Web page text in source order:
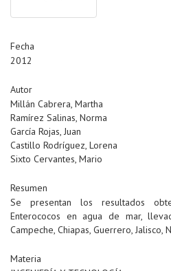
Fecha
2012
Autor
Millán Cabrera, Martha
Ramírez Salinas, Norma
García Rojas, Juan
Castillo Rodríguez, Lorena
Sixto Cervantes, Mario
Resumen
Se presentan los resultados
Enterococos en agua de mar,
Campeche, Chiapas, Guerrero, Jalisco,
Materia